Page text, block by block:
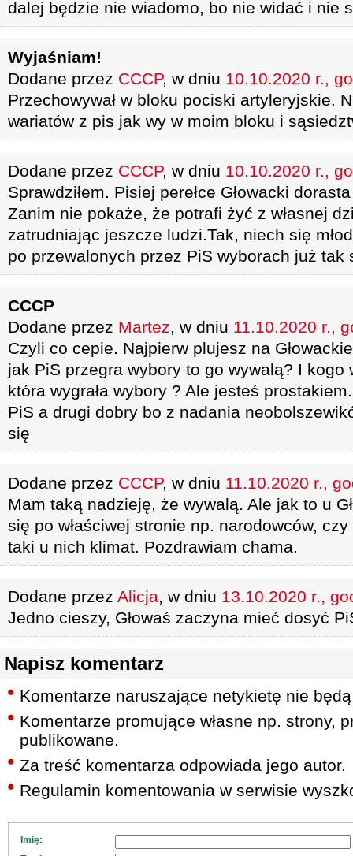
dalej będzie nie wiadomo, bo nie widać i nie
Wyjaśniam!
Dodane przez CCCP, w dniu 10.10.2020 r.,
Przechowywał w bloku pociski artyleryjskie.
wariatów z pis jak wy w moim bloku i
Dodane przez CCCP, w dniu 10.10.2020 r.,
Sprawdziłem. Pisiej perełce Głowacki
Zanim nie pokaże, że potrafi żyć z własnej
zatrudniając jeszcze ludzi.Tak, niech się
po przewalonych przez PiS wyborach już tak
CCCP
Dodane przez Martez, w dniu 11.10.2020 r.,
Czyli co cepie. Najpierw plujesz na
jak PiS przegra wybory to go wywalą? I kogo
która wygrała wybory ? Ale jesteś
PiS a drugi dobry bo z nadania
się
Dodane przez CCCP, w dniu 11.10.2020 r.,
Mam taką nadzieję, że wywalą. Ale jak to u
się po właściwej stronie np. narodowców,
taki u nich klimat. Pozdrawiam chama.
Dodane przez Alicja, w dniu 13.10.2020 r.,
Jedno cieszy, Głowaś zaczyna mieć dosyć
Napisz komentarz
Komentarze naruszające netykietę nie
Komentarze promujące własne np. strony,
publikowane.
Za treść komentarza odpowiada jego autor.
Regulamin komentowania w serwisie
Imię: